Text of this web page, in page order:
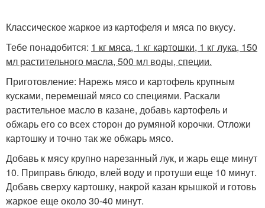
Классическое жаркое из картофеля и мяса по вкусу.
Тебе понадобится: 1 кг мяса, 1 кг картошки, 1 кг лука, 150
мл растительного масла, 500 мл воды, специи.
Приготовление: Нарежь мясо и картофель крупным
кусками, перемешай мясо со специями. Раскали
растительное масло в казане, добавь картофель и
обжарь его со всех сторон до румяной корочки. Отложи
картошку и точно так же обжарь мясо.
Добавь к мясу крупно нарезанный лук, и жарь еще минут
10. Приправь блюдо, влей воду и протуши еще 10 минут.
Добавь сверху картошку, накрой казан крышкой и готовь
жаркое еще около 30-40 минут.